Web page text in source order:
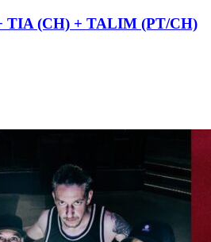
TIA (CH) + TALIM (PT/CH)